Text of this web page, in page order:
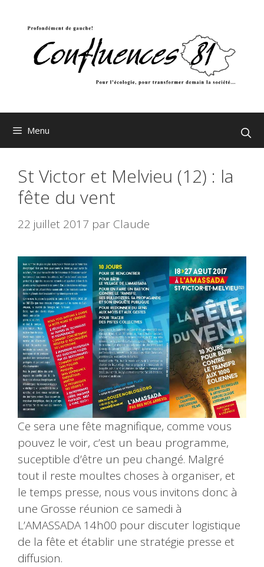
Menu
St Victor et Melvieu (12) : la
fête du vent
22 juillet 2017 par Claude
Ce sera une fête magnifique, comme vous
pouvez le voir, c’est un beau programme,
suceptible d’être un peu changé. Malgré
tout il reste moultes choses à organiser, et
le temps presse, nous vous invitons donc à
une Grosse réunion ce samedi à
L’AMASSADA 14h00 pour discuter logistique
de la fête et établir une stratégie presse et
diffusion.